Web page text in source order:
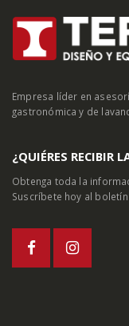
Empresa líder en
gastronómica y de
¿QUIÉRES RECIBIR
Obtenga toda la
Suscríbete hoy al